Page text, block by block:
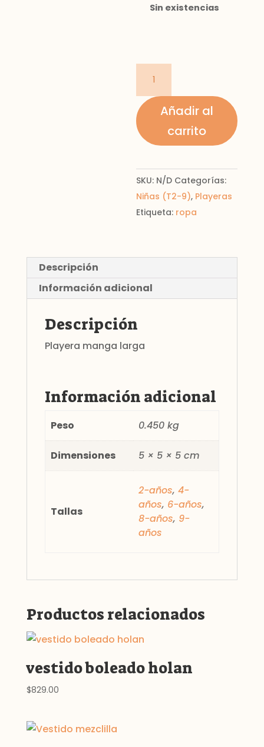
Sin existencias
manga
larga
con
gráfica
niña
ECOFRIENDS
cantidad
Añadir al
carrito
SKU: N/D Categorías:
Niñas (T2-9), Playeras
Etiqueta: ropa
Descripción
Información adicional
Descripción
Playera manga larga
Información adicional
Peso 0.450 kg
Dimensiones 5 × 5 × 5 cm
Tallas
2-años,4-
años, 6-años,
8-años, 9-
años
Productos relacionados
vestido boleado holan
$829.00